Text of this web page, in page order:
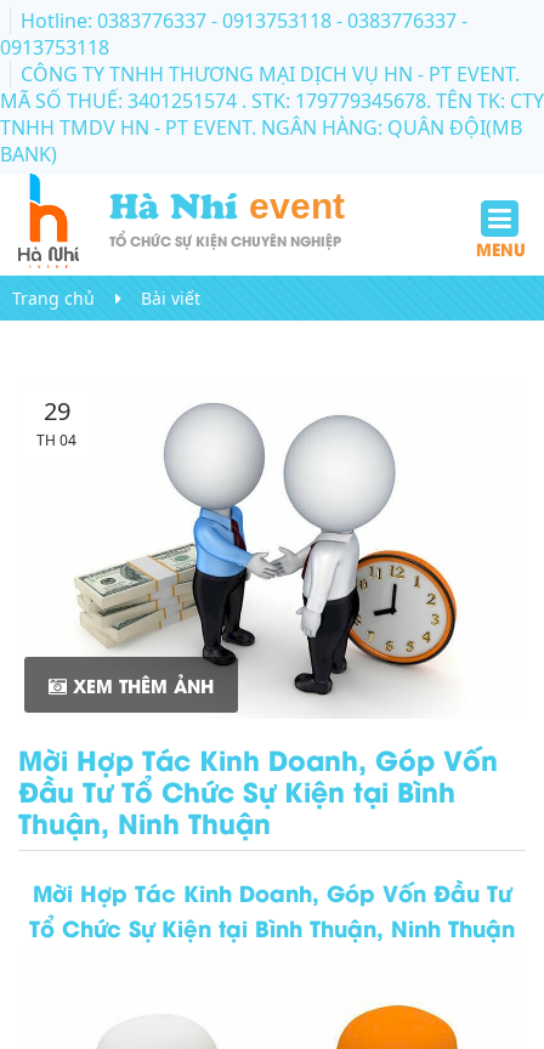
Hotline: 0383776337 - 0913753118- 0383776337 -
0913753118
CÔNG TY TNHH THƯƠNG MẠI DỊCH VỤ HN - PT EVENT.
MÃ SỐ THUẾ: 3401251574 . STK: 179779345678. TÊN TK: CTY
TNHH TMDV HN - PT EVENT. NGÂN HÀNG: QUÂN ĐỘI(MB
BANK)
Hà Nhí event
TỔ CHỨC SỰ KIỆN CHUYÊN NGHIỆP MENU
Trang chủ Bài viết
29
TH 04
XEM THÊM ẢNH
Mời Hợp Tác Kinh Doanh, Góp Vốn
Đầu Tư Tổ Chức Sự Kiện tại Bình
Thuận, Ninh Thuận
Mời Hợp Tác Kinh Doanh, Góp Vốn Đầu Tư
Tổ Chức Sự Kiện tại Bình Thuận, Ninh Thuận